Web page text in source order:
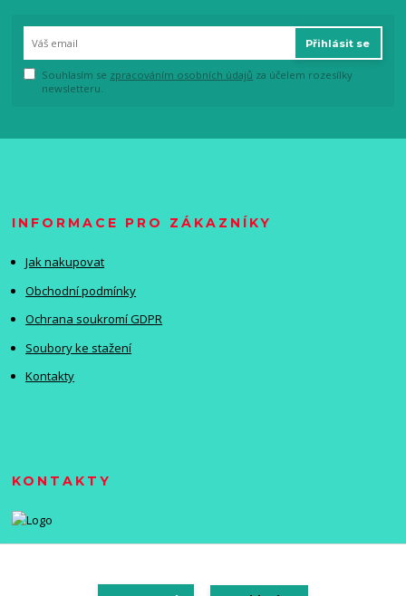
Přihlásit se
Souhlasím se zpracováním osobních údajů za účelem rozesílky
newsletteru.
INFORMACE PRO ZÁKAZNÍKY
Jak nakupovat
Obchodní podmínky
Ochrana soukromí GDPR
Soubory ke stažení
Kontakty
KONTAKTY